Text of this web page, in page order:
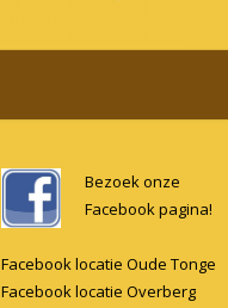
Bezoek onze
Facebook pagina!
Facebook locatie Oude Tonge
Facebook locatie Overberg